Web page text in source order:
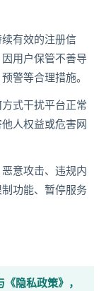
有效的注册信
用户保管不善导
警等合理措施。
式干扰平台正常
人权益或危害网
意攻击、违规内
功能、暂停服务
隐私政策》，